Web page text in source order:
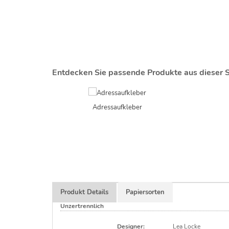
Entdecken Sie passende Produkte aus dieser
Adressaufkleber
Produkt Details Papiersorten
Unzertrennlich
Designer: Lea Locke